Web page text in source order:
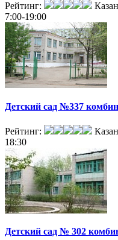
Рейтинг:
7:00-19:00
Детский сад №337
Рейтинг:
18:30
Детский сад № 302